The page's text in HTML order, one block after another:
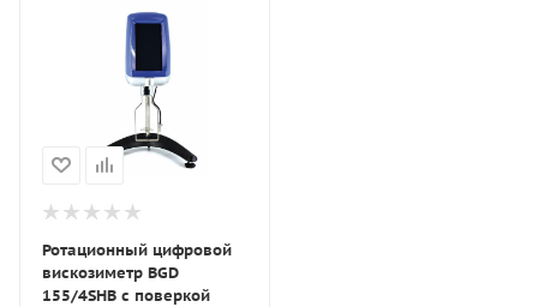
Ротационный цифровой
вискозиметр BGD
155/4SHB с поверкой